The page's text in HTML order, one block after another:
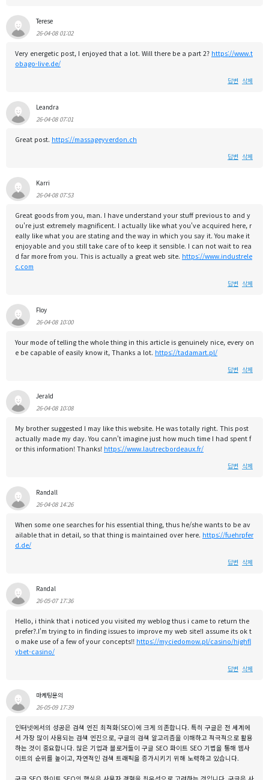
Terese
26-04-08 01:02
Very energetic post, I enjoyed that a lot. Will there be a part 2? https://www.t
obago-live.de/
답변 삭제
Leandra
26-04-08 07:01
Great post. https://massageyverdon.ch
답변 삭제
Karri
26-04-08 07:53
Great goods from you, man. I have understand your stuff previous to and y
ou're just extremely magnificent. I actually like what you've acquired here, r
eally like what you are stating and the way in which you say it. You make it
enjoyable and you still take care of to keep it sensible. I can not wait to rea
d far more from you. This is actually a great web site. https://www.industrele
c.com
답변 삭제
Floy
26-04-08 10:00
Your mode of telling the whole thing in this article is genuinely nice, every on
e be capable of easily know it, Thanks a lot. https://tadamart.pl/
답변 삭제
Jerald
26-04-08 10:08
My brother suggested I may like this website. He was totally right. This post
actually made my day. You cann't imagine just how much time I had spent f
or this information! Thanks! https://www.lautrecbordeaux.fr/
답변 삭제
Randall
26-04-08 14:26
When some one searches for his essential thing, thus he/she wants to be av
ailable that in detail, so that thing is maintained over here. https://fuehrpfer
d.de/
답변 삭제
Randal
26-05-07 17:36
Hello, i think that i noticed you visited my weblog thus i came to return the
prefer?.I'm trying to in finding issues to improve my web site!I assume its ok t
o make use of a few of your concepts!! https://myciedomow.pl/casino/highfl
ybet-casino/
답변 삭제
마케팅문의
26-05-09 17:39
인터넷에서의 성공은 검색 엔진 최적화(SEO)에 크게 의존합니다. 특히 구글은 전 세계에
서 가장 많이 사용되는 검색 엔진으로, 구글의 검색 알고리즘을 이해하고 적극적으로 활용
하는 것이 중요합니다. 많은 기업과 블로거들이 구글 SEO 화이트 SEO 기법을 통해 웹사
이트의 순위를 높이고, 자연적인 검색 트래픽을 증가시키기 위해 노력하고 있습니다.